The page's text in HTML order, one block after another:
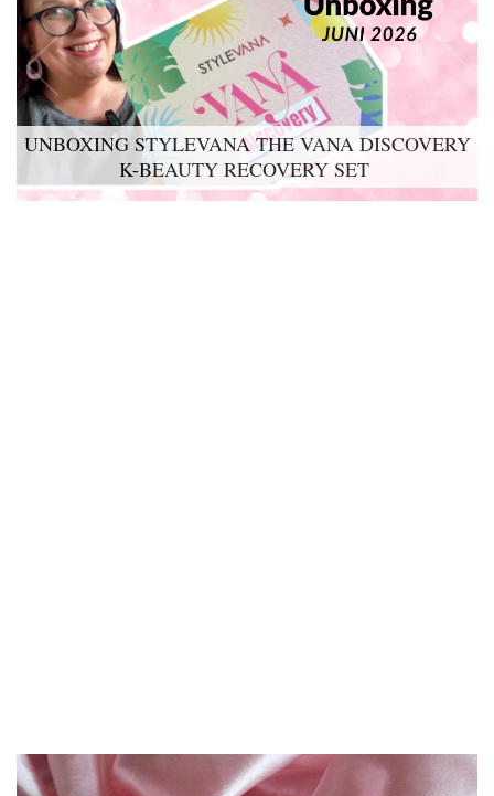
UNBOXING STYLEVANA THE VANA DISCOVERY
K-BEAUTY RECOVERY SET